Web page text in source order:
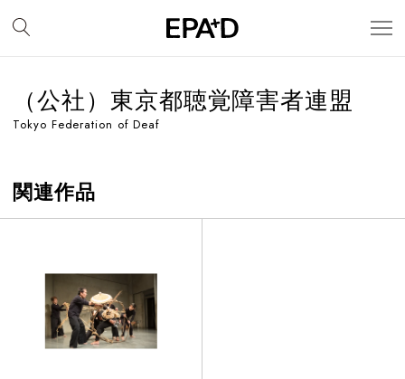
（公社）東京都聴覚障害者連盟
Tokyo Federation of Deaf
関連作品